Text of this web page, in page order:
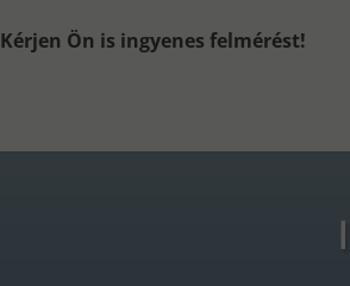
Kérjen Ön is ingyenes felmérést!